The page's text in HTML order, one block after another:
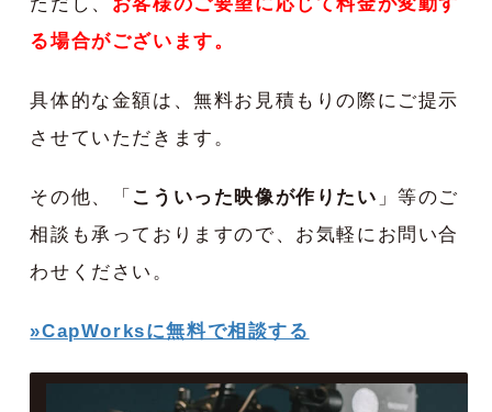
ただし、 お客様のご要望に応じて料金が変動す
る場合がございます。
具体的な金額は、無料お見積もりの際にご提示
させていただきます。
その他、「 こういった映像が作りたい 」等のご
相談も承っておりますので、お気軽にお問い合
わせください。
»CapWorksに無料で相談する